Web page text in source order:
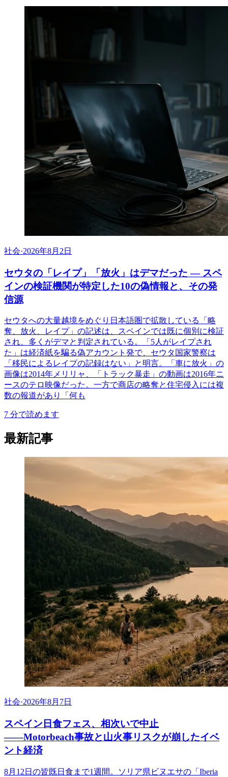
社会·2026年8月2日
セウタの「レイプ」「放火」はデマだった ― スペ
インの検証機関が特定した10の偽情報と、その発
信源
セウタへの大量越境をめぐり日本語圏で拡散している「略
奪、放火、レイプ」の記述は、スペインでは既に個別に検証
され、多くがデマと判定されている。「5人がレイプされ
た」は経済紙を騙る偽アカウント発で、セウタ国家警察は
「移民によるレイプの記録はない」と明言。「車に放火」の
画像は2014年メリリャ、「トラック暴走」の動画は2016年ニ
ースのテロ映像だった。一方で商店の略奪と住宅侵入には複
数の報道があり「何も
7 分で読めます
最新記事
社会·2026年8月7日
スペイン日食フェス、相次いで中止
――Motorbeach事故と山火事リスクが崩したイベ
ント経済
8月12日の皆既日食まで1週間。ソリア県ビヌエサの「Iberia